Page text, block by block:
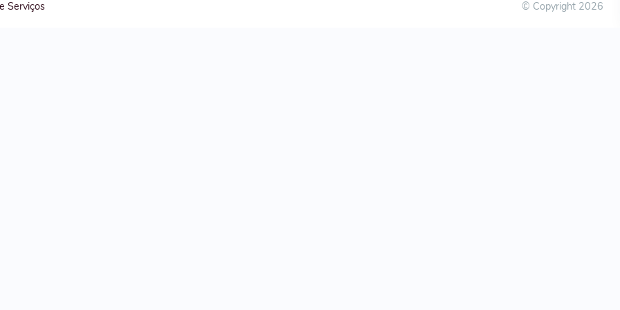
Serviços © Copyright 2026